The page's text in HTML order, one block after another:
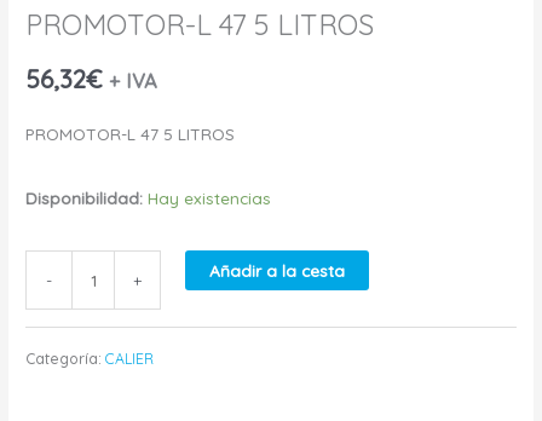
PROMOTOR-L 47 5 LITROS
56,32€ + IVA
PROMOTOR-L 47 5 LITROS
Disponibilidad: Hay existencias
-
47
+ Añadir a la cesta
Categoría:CALIER